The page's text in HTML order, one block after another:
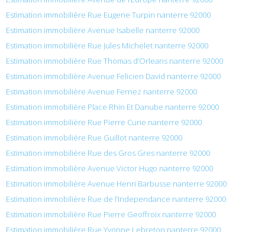
Estimation immobilière Rue Eugene Turpin nanterre 92000
Estimation immobilière Avenue Isabelle nanterre 92000
Estimation immobilière Rue Jules Michelet nanterre 92000
Estimation immobilière Rue Thomas d’Orleans nanterre 92000
Estimation immobilière Avenue Felicien David nanterre 92000
Estimation immobilière Avenue Fernez nanterre 92000
Estimation immobilière Place Rhin Et Danube nanterre 92000
Estimation immobilière Rue Pierre Curie nanterre 92000
Estimation immobilière Rue Guillot nanterre 92000
Estimation immobilière Rue des Gros Gres nanterre 92000
Estimation immobilière Avenue Victor Hugo nanterre 92000
Estimation immobilière Avenue Henri Barbusse nanterre 92000
Estimation immobilière Rue de l’Independance nanterre 92000
Estimation immobilière Rue Pierre Geoffroix nanterre 92000
Estimation immobilière Rue Yvonne Lebreton nanterre 92000